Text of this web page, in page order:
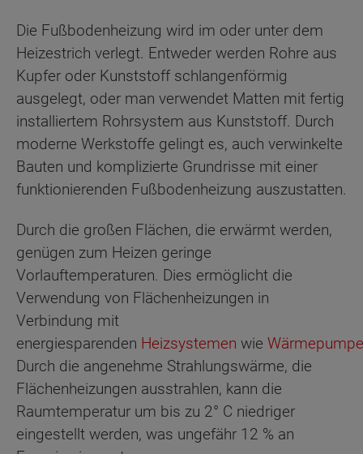
Die Fußbodenheizung wird im oder unter dem
Heizestrich verlegt. Entweder werden Rohre aus
Kupfer oder Kunststoff schlangenförmig
ausgelegt, oder man verwendet Matten mit fertig
installiertem Rohrsystem aus Kunststoff. Durch
moderne Werkstoffe gelingt es, auch verwinkelte
Bauten und komplizierte Grundrisse mit einer
funktionierenden Fußbodenheizung auszustatten.
Durch die großen Flächen, die erwärmt werden,
genügen zum Heizen geringe
Vorlauftemperaturen. Dies ermöglicht die
Verwendung von Flächenheizungen in
Verbindung mit
energiesparenden Heizsystemen wie
Durch die angenehme Strahlungswärme, die
Flächenheizungen ausstrahlen, kann die
Raumtemperatur um bis zu 2° C niedriger
eingestellt werden, was ungefähr 12 % an